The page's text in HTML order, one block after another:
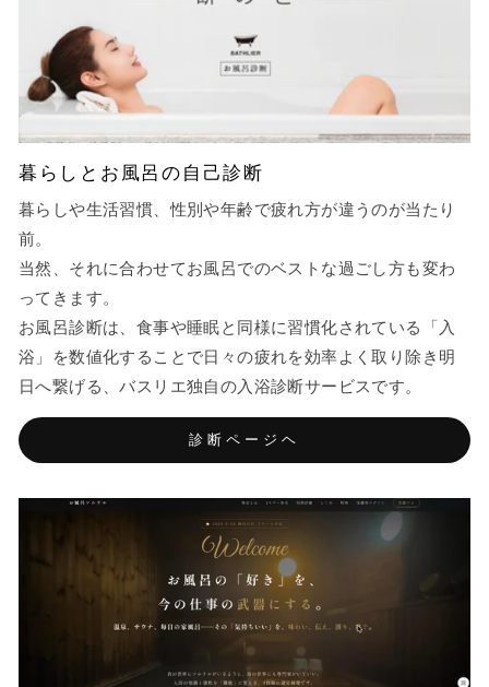
暮らしとお風呂の自己診断
暮らしや生活習慣、性別や年齢で疲れ方が違うのが当たり
前。
当然、それに合わせてお風呂でのベストな過ごし方も変わ
ってきます。
お風呂診断は、食事や睡眠と同様に習慣化されている「入
浴」を数値化することで日々の疲れを効率よく取り除き明
日へ繋げる、バスリエ独自の入浴診断サービスです。
診断ページヘ